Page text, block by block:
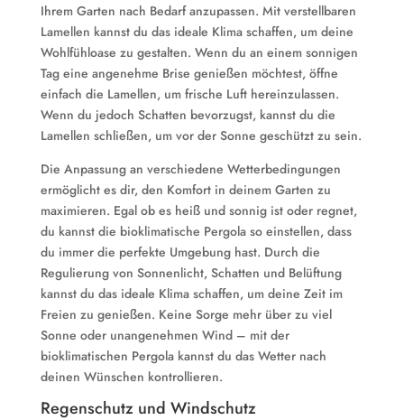
Ihrem Garten nach Bedarf anzupassen. Mit verstellbaren
Lamellen kannst du das ideale Klima schaffen, um deine
Wohlfühloase zu gestalten. Wenn du an einem sonnigen
Tag eine angenehme Brise genießen möchtest, öffne
einfach die Lamellen, um frische Luft hereinzulassen.
Wenn du jedoch Schatten bevorzugst, kannst du die
Lamellen schließen, um vor der Sonne geschützt zu sein.
Die Anpassung an verschiedene Wetterbedingungen
ermöglicht es dir, den Komfort in deinem Garten zu
maximieren. Egal ob es heiß und sonnig ist oder regnet,
du kannst die bioklimatische Pergola so einstellen, dass
du immer die perfekte Umgebung hast. Durch die
Regulierung von Sonnenlicht, Schatten und Belüftung
kannst du das ideale Klima schaffen, um deine Zeit im
Freien zu genießen. Keine Sorge mehr über zu viel
Sonne oder unangenehmen Wind – mit der
bioklimatischen Pergola kannst du das Wetter nach
deinen Wünschen kontrollieren.
Regenschutz und Windschutz